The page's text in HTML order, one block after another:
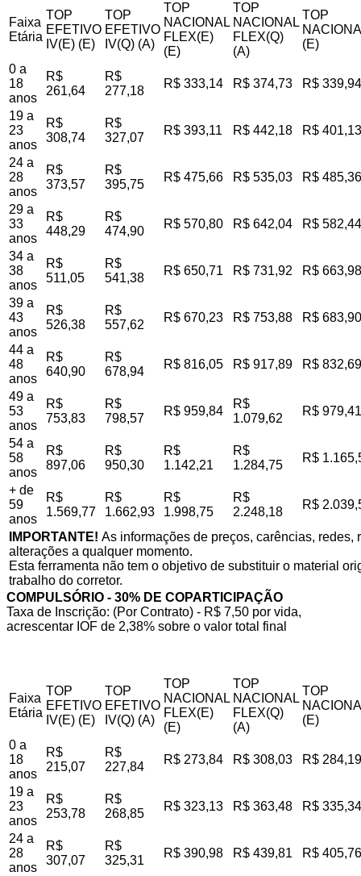
Faixa
Etária
TOP
EFETIVO
IV(E) (E)
TOP
EFETIVO
IV(Q) (A)
TOP
NACIONAL
FLEX(E)
(E)
TOP
NACIONAL
FLEX(Q)
(A)
TOP
(E)
0 a
18
anos
R$
261,64
R$
277,18
R$ 333,14 R$ 374,73 R$ 339,94
19 a
23
anos
R$
308,74
R$
327,07
R$ 393,11 R$ 442,18 R$ 401,13
24 a
28
anos
R$
373,57
R$
395,75
R$ 475,66 R$ 535,03 R$ 485,36
29 a
33
anos
R$
448,29
R$
474,90
R$ 570,80 R$ 642,04 R$ 582,44
34 a
38
anos
R$
511,05
R$
541,38
R$ 650,71 R$ 731,92 R$ 663,98
39 a
43
anos
R$
526,38
R$
557,62
R$ 670,23 R$ 753,88 R$ 683,90
44 a
48
anos
R$
640,90
R$
678,94
R$ 816,05 R$ 917,89 R$ 832,69
49 a
53
anos
R$
753,83
R$
798,57
R$ 959,84
R$
1.079,62
R$ 979,41
54 a
58
anos
R$
897,06
R$
950,30
R$
1.142,21
R$
1.284,75
R$
+ de
59
anos
R$
1.569,77
R$
1.662,93
R$
1.998,75
R$
2.248,18
R$
IMPORTANTE! As informações de preços, carências,
alterações a qualquer momento.
Esta ferramenta não tem o objetivo de substituir o material
trabalho do corretor.
COMPULSÓRIO - 30% DE COPARTICIPAÇÃO
Taxa de Inscrição: (Por Contrato) - R$ 7,50 por vida,
acrescentar IOF de 2,38% sobre o valor total final
Faixa
Etária
TOP
EFETIVO
IV(E) (E)
TOP
EFETIVO
IV(Q) (A)
TOP
NACIONAL
FLEX(E)
(E)
TOP
NACIONAL
FLEX(Q)
(A)
TOP
(E)
0 a
18
anos
R$
215,07
R$
227,84
R$ 273,84 R$ 308,03 R$ 284,19
19 a
23
anos
R$
253,78
R$
268,85
R$ 323,13 R$ 363,48 R$ 335,34
24 a
28
anos
R$
307,07
R$
325,31
R$ 390,98 R$ 439,81 R$ 405,76